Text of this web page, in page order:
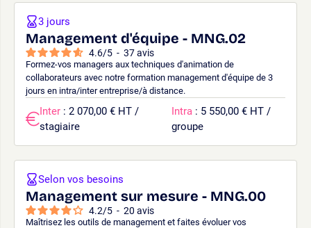
Management d'équipe - MNG.02
4.6/5 - 37avis
Formez-vos managers aux techniques d'animation de
collaborateurs avec notre formation management d'équipe de 3
jours en intra/inter entreprise/à distance.
3 jours
Inter : 2 070,00 € HT /
stagiaire
Intra : 5 550,00 € HT /
groupe
Management sur mesure - MNG.00
4.2/5 - 20 avis
Maîtrisez les outils de management et faites évoluer vos
Selon vos besoins